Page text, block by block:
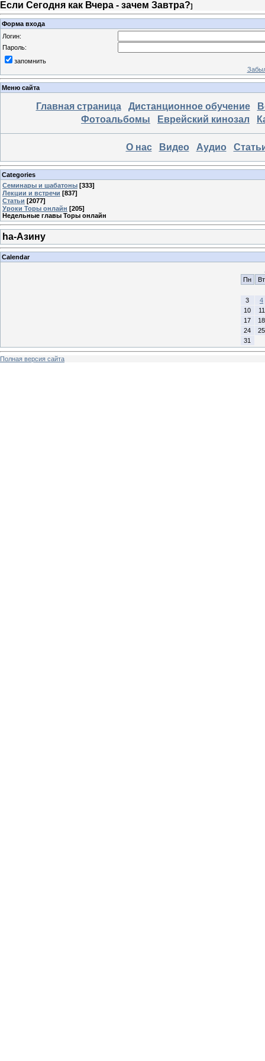
Если Сегодня как Вчера - зачем Завтра?]
Форма входа
Логин:
Пароль:
запомнить
Меню сайта
Главная страница Дистанционное обучение
Фотоальбомы
Еврейский кинозал
О нас Видео Аудио
Categories
Семинары и шабатоны [333]
Лекции и встречи [837]
Статьи [2077]
Уроки Торы онлайн [205]
Недельные главы Торы онлайн
hа-Азину
Calendar
Пн
Вт
3
4
10
11
17
18
24
25
31
Полная версия сайта